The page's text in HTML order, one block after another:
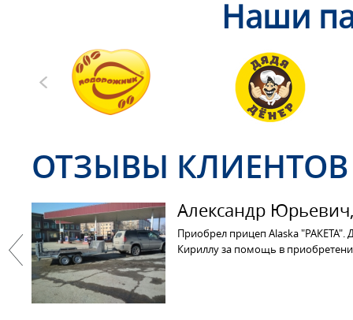
Наши
ОТЗЫВЫ КЛИЕНТОВ
Александр
Приобрел прицеп Alaska "РАКЕТА".
Кириллу за помощь в